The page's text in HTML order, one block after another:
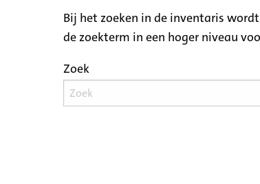
Bij het zoeken in de inventaris
de zoekterm in een hoger niveau
Zoek